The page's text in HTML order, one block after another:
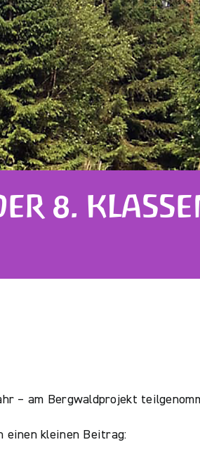
8.
– am Bergwaldprojekt
einen kleinen Beitrag: